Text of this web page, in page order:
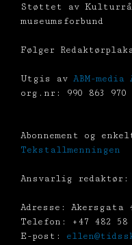
Støttet av
museumsforbund
Følger
Utgis av ABM-media
org.nr: 990 863 970
Abonnement og
Tekstallmenningen
Ansvarlig redaktør:
Adresse: Akersgata
Telefon: +47 482 58
E-post: